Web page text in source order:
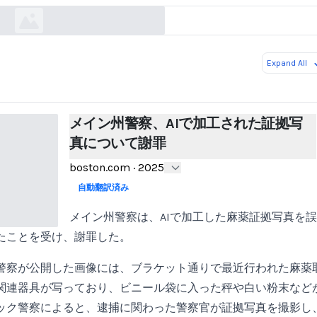
Expand All
メイン州警察、AIで加工された証拠写
真について謝罪
boston.com · 2025
自動翻訳済み
メイン州警察は、AIで加工した麻薬証拠写真を
とを受け、謝罪した。
察が公開した画像には、ブラケット通りで最近行われた麻薬
連器具が写っており、ビニール袋に入った秤や白い粉末など
ク警察によると、逮捕に関わった警察官が証拠写真を撮影し